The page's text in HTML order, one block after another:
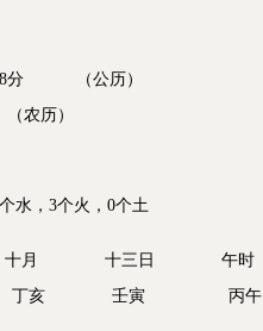
28分 （公历）
农历）
水，3个火，0个土
年 十月 十三日 午时
亥 壬寅 丙午